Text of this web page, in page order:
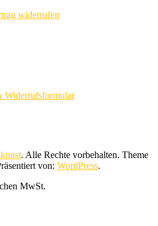
widerrufen
Widerrufsformular
. Alle Rechte vorbehalten. Theme
von: WordPress.
MwSt.